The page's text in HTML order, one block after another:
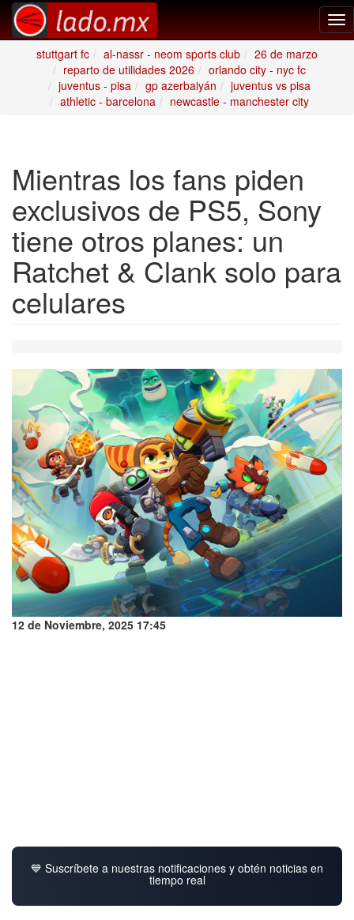
stuttgart fc
al-nassr - neom sports club
26 de marzo
reparto de utilidades 2026
orlando city - nyc fc
juventus - pisa
gp azerbaiyán
juventus vs pisa
athletic - barcelona
newcastle - manchester city
Mientras los fans piden
exclusivos de PS5, Sony
tiene otros planes: un
Ratchet & Clank solo para
celulares
12 de Noviembre, 2025 17:45
💙 Suscríbete a nuestras notificaciones y obtén noticias en
tiempo real